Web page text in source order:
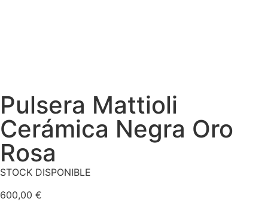
Pulsera Mattioli
Cerámica Negra Oro
Rosa
STOCK DISPONIBLE
600,00 €